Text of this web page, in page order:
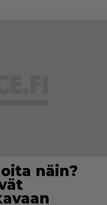
näin?